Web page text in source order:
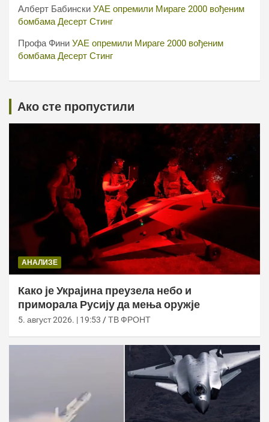
Алберт Бабински УАЕ опремили Мираге 2000 вођеним
бомбама Десерт Стинг
Профа Фини УАЕ опремили Мираге 2000 вођеним
бомбама Десерт Стинг
Ако сте пропустили
АНАЛИЗЕ
Како је Украјина преузела небо и
приморала Русију да мења оружје
5. август 2026. | 19:53 ТВ ФРОНТ